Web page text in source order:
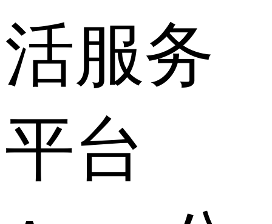
活服务
平台